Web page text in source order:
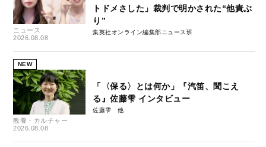
ニュース
2026.08.08
トドメさした」裁判で明かされた“他責ぶ
り”
集英社オンライン編集部ニュース班
NEW
教養・カルチャー
2026.08.08
「〈保る〉とは何か」『汽笛、聞こえ
る』佐藤雫 インタビュー
佐藤雫